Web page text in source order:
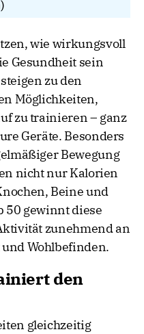
wie wirkungsvoll
Gesundheit sein
zu den
Möglichkeiten,
zu trainieren – ganz
Geräte. Besonders
Bewegung
nicht nur Kalorien
Beine und
50 gewinnt diese
zunehmend an
Wohlbefinden.
den
gleichzeitig